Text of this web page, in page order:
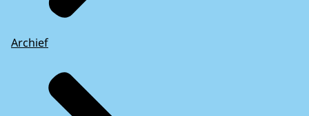
Archief